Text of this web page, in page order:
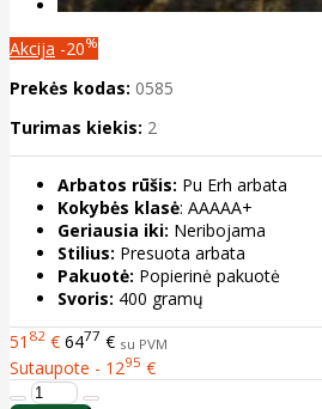
Akcija -20%
Prekės kodas: 0585
Turimas kiekis: 2
Arbatos rūšis: Pu Erh arbata
Kokybės klasė: AAAAA+
Geriausia iki: Neribojama
Stilius: Presuota arbata
Pakuotė: Popierinė pakuotė
Svoris: 400 gramų
51 82 € 6477 € su PVM
Sutaupote - 1295 €